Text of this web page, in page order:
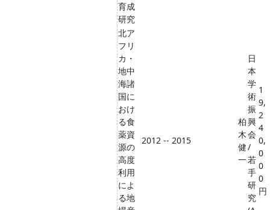
育成
研究
北ア
フリ
カ・
地中
海諸
国に
おけ
る食
薬資
源の
高度
利用
によ
る地
2012 -- 2015
柏
木
健
一
日
本
学
術
振
興
会
/
若
手
研
究
1
9,
2
4
0,
0
0
0
円